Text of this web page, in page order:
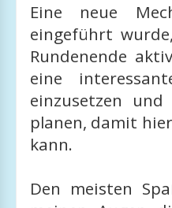
Eine neue
eingeführt
Rundenende
eine
einzusetzen
planen, damit
kann.
Den meisten